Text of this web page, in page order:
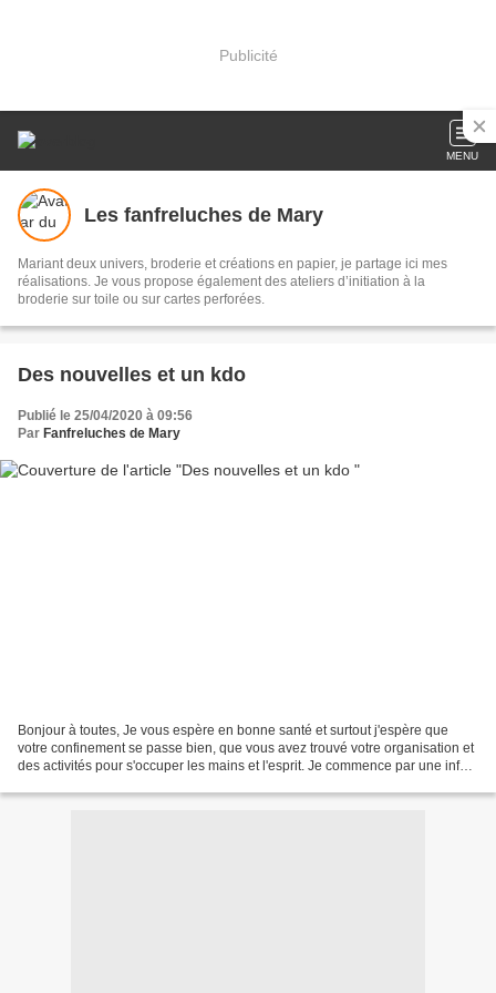
Publicité
MENU
Les fanfreluches de Mary
Mariant deux univers, broderie et créations en papier, je partage ici mes
réalisations. Je vous propose également des ateliers d’initiation à la
broderie sur toile ou sur cartes perforées.
Des nouvelles et un kdo
Publié le 25/04/2020 à 09:56
Par Fanfreluches de Mary
Bonjour à toutes, Je vous espère en bonne santé et surtout j'espère que
votre confinement se passe bien, que vous avez trouvé votre organisation et
des activités pour s'occuper les mains et l'esprit. Je commence par une info